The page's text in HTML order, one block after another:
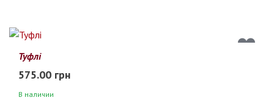
Туфлі
575.00 грн
В наличии